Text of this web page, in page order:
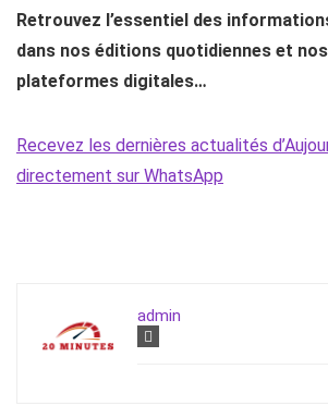
Retrouvez l’essentiel des
dans nos éditions quotidiennes et
plateformes digitales…
Recevez les dernières actualités
directement sur WhatsApp
admin